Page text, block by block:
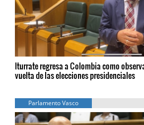
Iturrate regresa a Colombia como
vuelta de las elecciones presidenciales
Parlamento Vasco